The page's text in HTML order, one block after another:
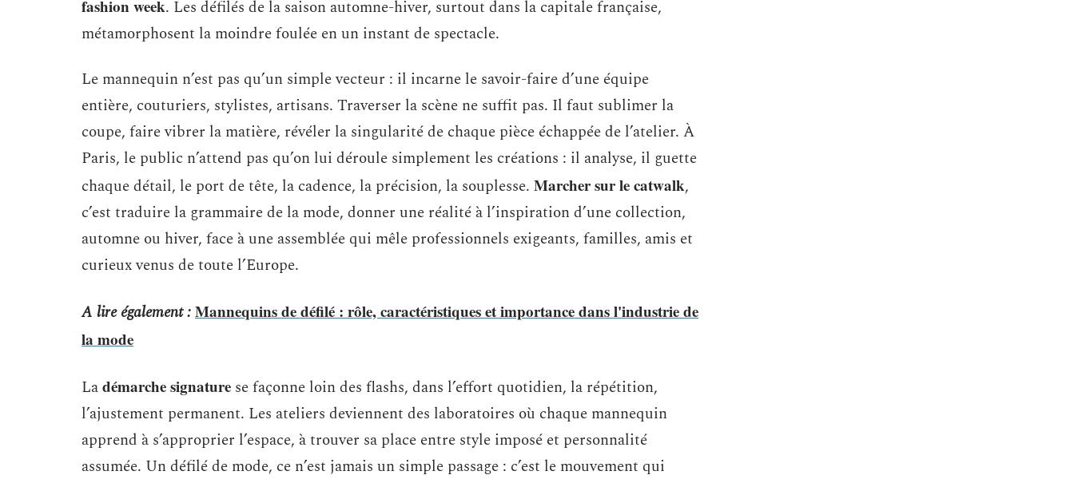
fashion week. Les défilés de la saison automne-hiver, surtout dans la capitale française,
métamorphosent la moindre foulée en un instant de spectacle.
Le mannequin n’est pas qu’un simple vecteur : il incarne le savoir-faire d’une équipe
entière, couturiers, stylistes, artisans. Traverser la scène ne suffit pas. Il faut sublimer la
coupe, faire vibrer la matière, révéler la singularité de chaque pièce échappée de l’atelier. À
Paris, le public n’attend pas qu’on lui déroule simplement les créations : il analyse, il guette
chaque détail, le port de tête, la cadence, la précision, la souplesse. Marcher sur le catwalk,
c’est traduire la grammaire de la mode, donner une réalité à l’inspiration d’une collection,
automne ou hiver, face à une assemblée qui mêle professionnels exigeants, familles, amis et
curieux venus de toute l’Europe.
A lire également :Mannequins de défilé : rôle, caractéristiques et importance dans l'industrie de
la mode
Ladémarche signature se façonne loin des flashs, dans l’effort quotidien, la répétition,
l’ajustement permanent. Les ateliers deviennent des laboratoires où chaque mannequin
apprend à s’approprier l’espace, à trouver sa place entre style imposé et personnalité
assumée. Un défilé de mode, ce n’est jamais un simple passage : c’est le mouvement qui